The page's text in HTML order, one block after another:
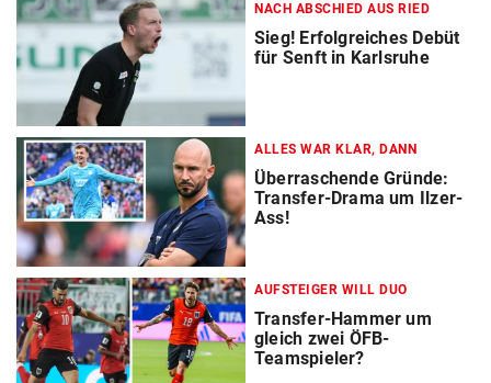
NACH ABSCHIED AUS RIED
Sieg! Erfolgreiches Debüt
für Senft in Karlsruhe
ALLES WAR KLAR, DANN
Überraschende Gründe:
Transfer-Drama um Ilzer-
Ass!
AUFSTEIGER WILL DUO
Transfer-Hammer um
gleich zwei ÖFB-
Teamspieler?